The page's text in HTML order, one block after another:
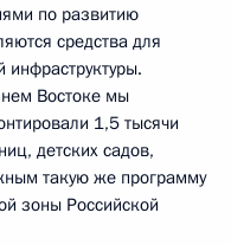
по развитию
средства для
инфраструктуры.
Востоке мы
1,5 тысячи
детских садов,
такую же программу
зоны Российской